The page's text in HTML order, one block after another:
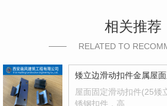
相关推荐
RELATED TO
屋面固定滑动扣件(25矮
锈钢扣件，高…